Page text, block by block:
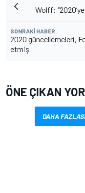
Wolff:
SONRAKI HABER
2020 güncellemeleri,
etmiş
ÖNE ÇIKAN
DAHA